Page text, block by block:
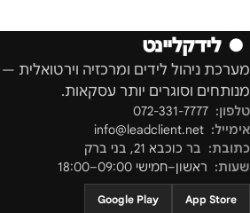
● לידקליינט
מערכת ניהול לידים ומרכזיה וירטואלית
מנותחים וסוגרים יותר עסקאות.
טלפון: 072-331-7777
אימייל: info@leadclient.net
כתובת: בר כוכבא 21 , בני ברק
שעות: ראשון–חמישי 09:00–18:00
App Store
Google Play